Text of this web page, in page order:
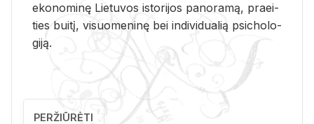
eko­no­mi­nę Lie­tu­vos is­to­ri­jos pa­no­ra­mą, pra­ei­
ties bui­tį, vi­suo­me­ni­nę bei in­di­vi­dua­lią psi­cho­lo­
gi­ją.
PERŽIŪRĖTI